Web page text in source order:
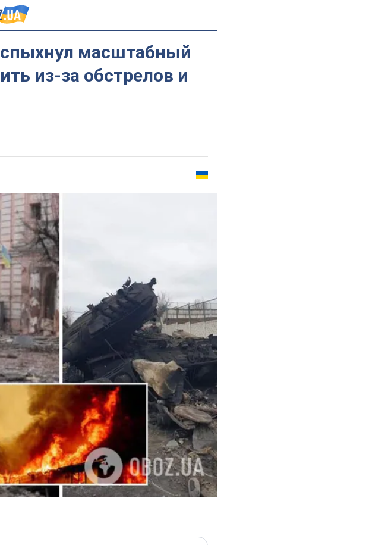
масштабный
из-за обстрелов и